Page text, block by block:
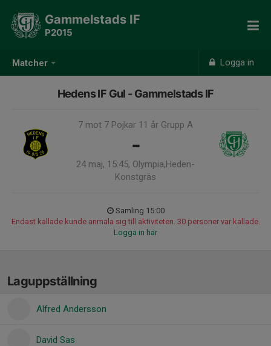
Matcher Logga in
Gammelstads IF
P2015
Hedens IF Gul - Gammelstads IF
7 mot 7 Pojkar 11 år Grupp A
-
24 maj, 15:45, Olympia,Heden-
Konstgräs
Samling 15:00
Endast kallade kunde anmäla sig till aktiviteten. 30 personer var kallade.
Logga in här
Laguppställning
Alfred Andersson
David Sas